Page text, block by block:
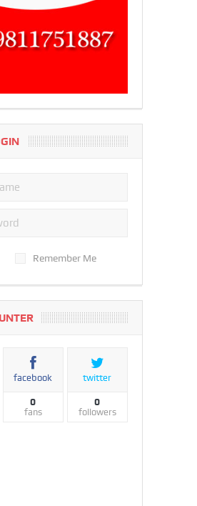
Remember Me
facebook
0
fans
twitter
0
followers